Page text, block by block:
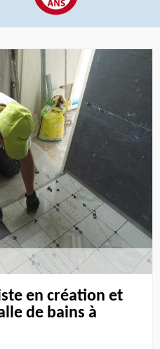
en création et
de bains à